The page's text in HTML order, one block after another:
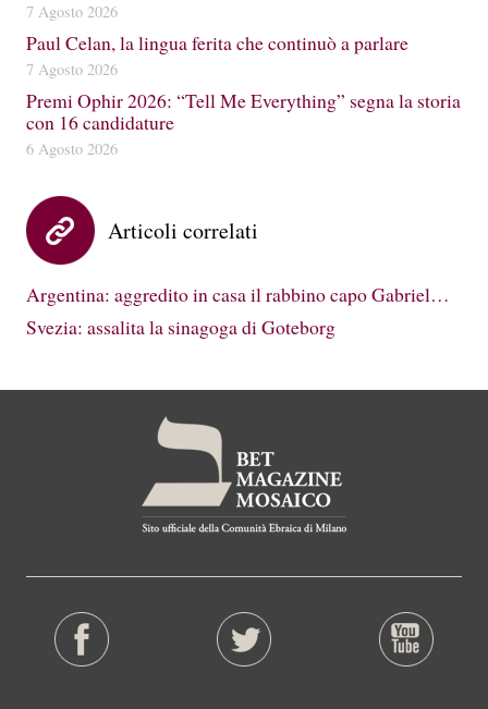
7 Agosto 2026
Paul Celan, la lingua ferita che continuò a parlare
7 Agosto 2026
Premi Ophir 2026: “Tell Me Everything” segna la storia
con 16 candidature
6 Agosto 2026
Articoli correlati
Argentina: aggredito in casa il rabbino capo Gabriel…
Svezia: assalita la sinagoga di Goteborg